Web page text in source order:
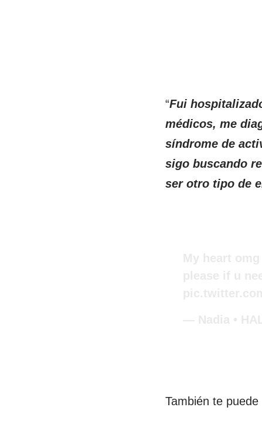
“Fui
médicos, me
síndrome de
sigo buscando
ser otro tipo de
También te puede